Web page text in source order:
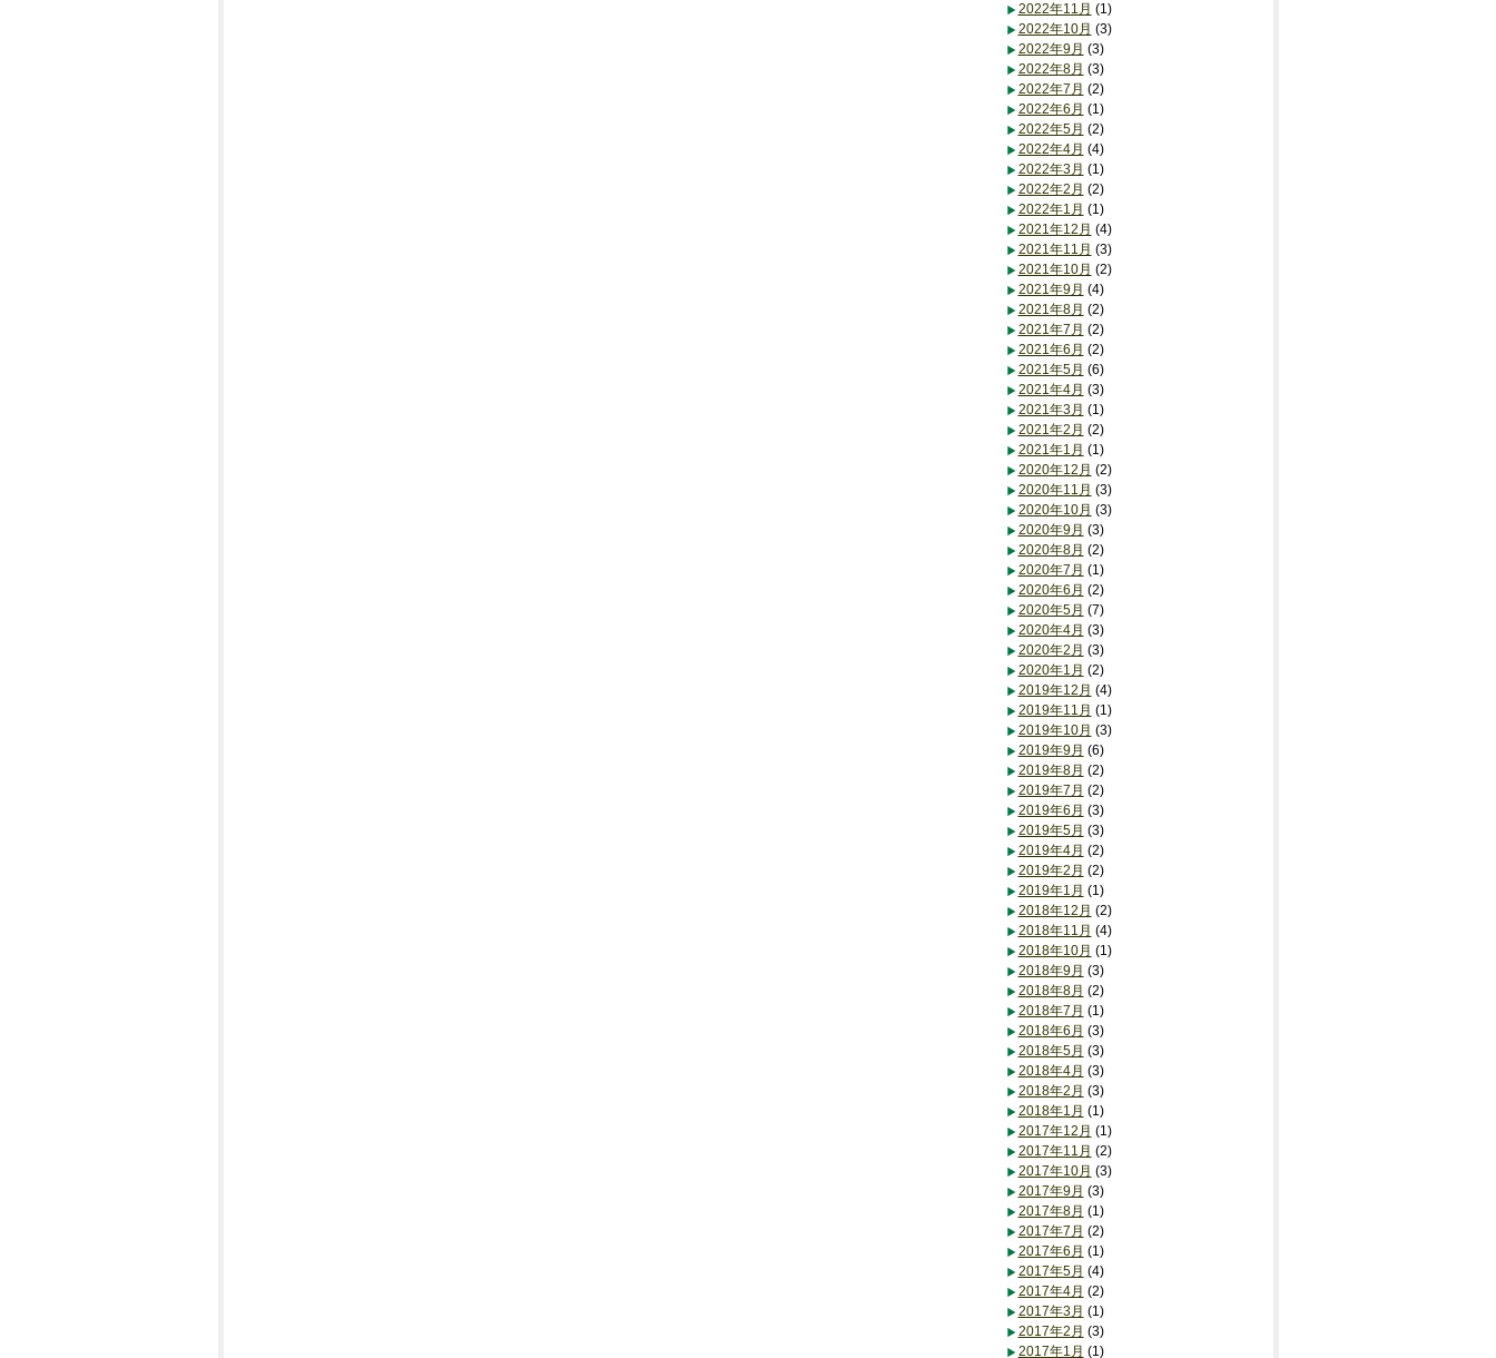
2022年11月 (1)
2022年10月 (3)
2022年9月 (3)
2022年8月 (3)
2022年7月 (2)
2022年6月 (1)
2022年5月 (2)
2022年4月 (4)
2022年3月 (1)
2022年2月 (2)
2022年1月 (1)
2021年12月 (4)
2021年11月 (3)
2021年10月 (2)
2021年9月 (4)
2021年8月 (2)
2021年7月 (2)
2021年6月 (2)
2021年5月 (6)
2021年4月 (3)
2021年3月 (1)
2021年2月 (2)
2021年1月 (1)
2020年12月 (2)
2020年11月 (3)
2020年10月 (3)
2020年9月 (3)
2020年8月 (2)
2020年7月 (1)
2020年6月 (2)
2020年5月 (7)
2020年4月 (3)
2020年2月 (3)
2020年1月 (2)
2019年12月 (4)
2019年11月 (1)
2019年10月 (3)
2019年9月 (6)
2019年8月 (2)
2019年7月 (2)
2019年6月 (3)
2019年5月 (3)
2019年4月 (2)
2019年2月 (2)
2019年1月 (1)
2018年12月 (2)
2018年11月 (4)
2018年10月 (1)
2018年9月 (3)
2018年8月 (2)
2018年7月 (1)
2018年6月 (3)
2018年5月 (3)
2018年4月 (3)
2018年2月 (3)
2018年1月 (1)
2017年12月 (1)
2017年11月 (2)
2017年10月 (3)
2017年9月 (3)
2017年8月 (1)
2017年7月 (2)
2017年6月 (1)
2017年5月 (4)
2017年4月 (2)
2017年3月 (1)
2017年2月 (3)
2017年1月 (1)